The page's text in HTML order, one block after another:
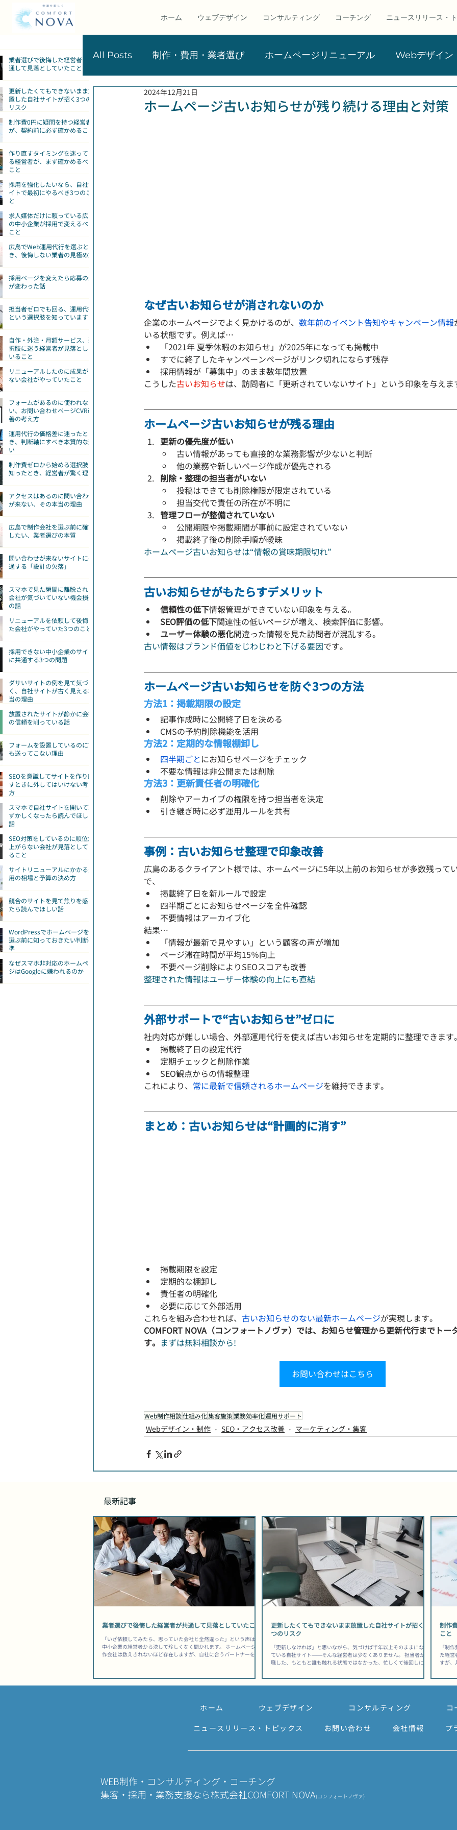
ホーム ウェブデザイン コンサルティング コーチング ニュースリリース・
業者選びで後悔した経営者が共
通して見落としていたこと
更新したくてもできないまま放
置した自社サイトが招く3つの
リスク
制作費0円に疑問を持つ経営者
が、契約前に必ず確かめること
作り直すタイミングを迷ってい
る経営者が、まず確かめるべき
こと
採用を強化したいなら、自社サ
イトで最初にやるべき3つのこ
と
求人媒体だけに頼っている広島
の中小企業が採用で変えるべき
こと
広島でWeb運用代行を選ぶと
き、後悔しない業者の見極め方
採用ページを変えたら応募の質
が変わった話
担当者ゼロでも回る、運用代行
という選択肢を知っていますか
自作・外注・月額サービス、選
択肢に迷う経営者が見落として
いること
リニューアルしたのに成果が出
ない会社がやっていたこと
フォームがあるのに使われな
い、お問い合わせページCVR改
善の考え方
運用代行の価格差に迷ったと
き、判断軸にすべき本質的な違
い
制作費ゼロから始める選択肢を
知ったとき、経営者が驚く理由
アクセスはあるのに問い合わせ
が来ない、その本当の理由
広島で制作会社を選ぶ前に確認
したい、業者選びの本質
問い合わせが来ないサイトに共
通する「設計の欠落」
スマホで見た瞬間に離脱される
会社が気づいていない機会損失
の話
リニューアルを依頼して後悔し
た会社がやっていた3つのこと
採用できない中小企業のサイト
に共通する3つの問題
ダサいサイトの例を見て気づ
く、自社サイトが古く見える本
当の理由
放置されたサイトが静かに会社
の信頼を削っている話
フォームを設置しているのに誰
も送ってこない理由
SEOを意識してサイトを作り直
すときに外してはいけない考え
方
スマホで自社サイトを開いて恥
ずかしくなったら読んでほしい
話
SEO対策をしているのに順位が
上がらない会社が見落としてい
ること
サイトリニューアルにかかる費
用の相場と予算の決め方
競合のサイトを見て焦りを感じ
たら読んでほしい話
WordPressでホームページを
選ぶ前に知っておきたい判断基
準
なぜスマホ非対応のホームペー
ジはGoogleに嫌われるのか
All Posts 制作・費用・業者選び ホームページリニューアル Webデザイン
マーケティング・集客
ホームページ古いお知らせが残り続ける理由と対策
2024年12月21日
なぜ古いお知らせが消されないのか
企業のホームページでよく見かけるのが、 数年前のイベント告知やキャンペーン情報
いる状態です。例えば…
「2021年 夏季休暇のお知らせ」が2025年になっても掲載中
すでに終了したキャンペーンページがリンク切れにならず残存
採用情報が「募集中」のまま数年間放置
こうした古いお知らせは、訪問者に「更新されていないサイト」という印象を与えま
ホームページ古いお知らせが残る理由
更新の優先度が低い
古い情報があっても直接的な業務影響が少ないと判断
他の業務や新しいページ作成が優先される
削除・整理の担当者がいない
投稿はできても削除権限が限定されている
担当交代で責任の所在が不明に
管理フローが整備されていない
公開期限や掲載期間が事前に設定されていない
掲載終了後の削除手順が曖昧
ホームページ古いお知らせは“情報の賞味期限切れ”
古いお知らせがもたらすデメリット
信頼性の低下情報管理ができていない印象を与える。
SEO評価の低下関連性の低いページが増え、検索評価に影響。
ユーザー体験の悪化間違った情報を見た訪問者が混乱する。
古い情報はブランド価値をじわじわと下げる要因です。
ホームページ古いお知らせを防ぐ3つの方法
方法1：掲載期限の設定
記事作成時に公開終了日を決める
CMSの予約削除機能を活用
方法2：定期的な情報棚卸し
四半期ごとにお知らせページをチェック
不要な情報は非公開または削除
方法3：更新責任者の明確化
削除やアーカイブの権限を持つ担当者を決定
引き継ぎ時に必ず運用ルールを共有
事例：古いお知らせ整理で印象改善
広島のあるクライアント様では、ホームページに5年以上前のお知らせが多数残って
で、
掲載終了日を新ルールで設定
四半期ごとにお知らせページを全件確認
不要情報はアーカイブ化
結果…
「情報が最新で見やすい」という顧客の声が増加
ページ滞在時間が平均15％向上
不要ページ削除によりSEOスコアも改善
整理された情報はユーザー体験の向上にも直結
外部サポートで“古いお知らせ”ゼロに
社内対応が難しい場合、外部運用代行を使えば古いお知らせを定期的に整理できます
掲載終了日の設定代行
定期チェックと削除作業
SEO観点からの情報整理
これにより、 常に最新で信頼されるホームページを維持できます。
まとめ：古いお知らせは“計画的に消す”
掲載期限を設定
定期的な棚卸し
責任者の明確化
必要に応じて外部活用
これらを組み合わせれば、 古いお知らせのない最新ホームページが実現します。
COMFORT NOVA（コンフォートノヴァ）では、お知らせ管理から更新代行までトー
す。 まずは無料相談から!
お問い合わせはこちら
Web制作相談仕組み化集客施策業務効率化運用サポート
Webデザイン・制作 SEO・アクセス改善 マーケティング・集客
最新記事
業者選びで後悔した経営者が共通して見落としていたこと
「いざ依頼してみたら、思っていた会社と全然違った」という声は、
中小企業の経営者から決して珍しくなく聞かれます。 ホームページ制
作会社は数えきれないほど存在しますが、自社に合うパートナーを見
ったから選んだのに、公開後は何も変わらなかった」——その後悔
は、選ぶ前に防げた可能性があります。 ホームページ制作会社選び方
むしろ運用の始まりです。 制作会社を選ぶ際は「作ってもらう会社」
頼訴求など、自社が何を達成したいのかを先に言語化してから相談に
更新したくてもできないまま放置した自社サイトが招く3
つのリスク
「更新しなければ」と思いながら、気づけば半年以上そのままになっ
ている自社サイト——そんな経営者は少なくありません。 担当者が退
職した、もともと誰も触れる状態ではなかった、忙しくて後回しにな
す。 「うちのスタッフ、誰も触れないだろうな」と感じたまま、サイ
トを動かさずにいる間にも、競合は動き続けています。 ホームページ
情報が加わっているかどうかをクロール頻度で把握しており、長期間
すくなります。 【把握しておきたい目安】ページの更新が3〜6ヶ月以
上止まると、競合が定期的にコンテンツを追加している場合に比べて
制作
こと
「制
た経営
すが、
ます。
持つ構
作費
ージ
とい
ホーム ウェブデザイン コンサルティング
コ
ニュースリリース・トピックス
お問い合わせ 会社情報 プ
WEB制作・コンサルティング・コーチング
​集客・採用・業務支援なら株式会社COMFORT NOVA(コンフォートノヴァ)